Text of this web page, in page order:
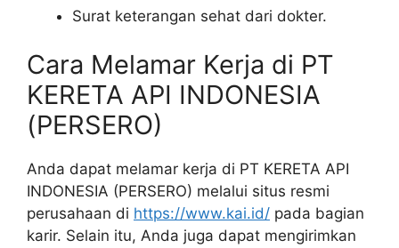
Surat keterangan sehat dari dokter.
Cara Melamar Kerja di PT
KERETA API INDONESIA
(PERSERO)
Anda dapat melamar kerja di PT KERETA API
INDONESIA (PERSERO) melalui situs resmi
perusahaan di https://www.kai.id/ pada bagian
karir. Selain itu, Anda juga dapat mengirimkan